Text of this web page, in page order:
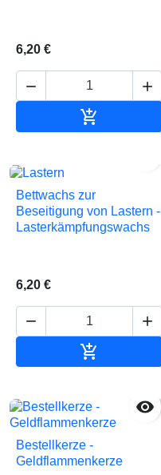
6,20 €
 

Bettwachs zur
Beseitigung von Lastern -
Lasterkämpfungswachs
6,20 €
 


Bestellkerze -
Geldflammenkerze